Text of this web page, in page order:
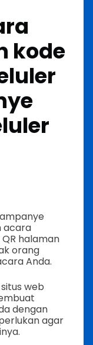
kode
acara
halaman
orang
Anda.
web
dengan
agar